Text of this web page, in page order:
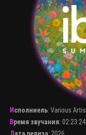
Исполниель: Various
Время звучания: 02:23:24